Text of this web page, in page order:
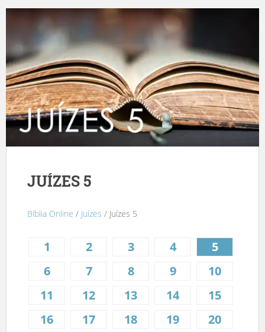
JUÍZES 5
Bíblia Online / Juízes / Juízes 5
1 2 3 4
5
6
7 8 9
10
11
12 13 14
15
16
17 18 19
20